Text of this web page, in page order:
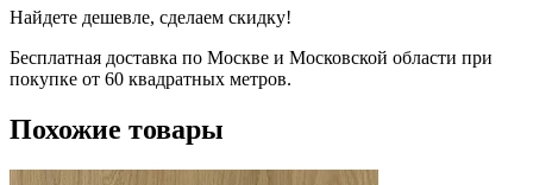
Найдете дешевле, сделаем скидку!
Бесплатная доставка по Москве и Московской области при
покупке от 60 квадратных метров.
Похожие товары